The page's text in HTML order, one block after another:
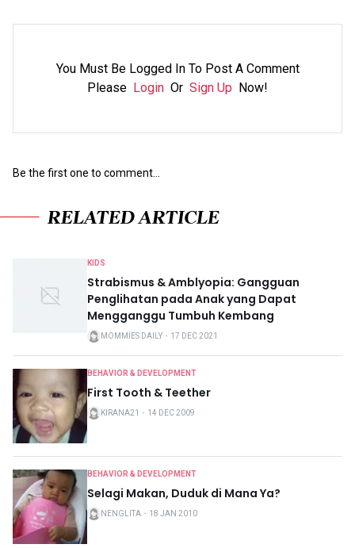
You Must Be Logged In To Post A Comment
Please Login Or Sign Up Now!
Be the first one to comment...
RELATED ARTICLE
KIDS
Strabismus & Amblyopia: Gangguan
Penglihatan pada Anak yang Dapat
Mengganggu Tumbuh Kembang
MOMMIES DAILY ・ 17 DEC 2021
BEHAVIOR & DEVELOPMENT
First Tooth & Teether
KIRANA21 ・ 14 DEC 2009
BEHAVIOR & DEVELOPMENT
Selagi Makan, Duduk di Mana Ya?
NENGLITA ・ 18 JAN 2010